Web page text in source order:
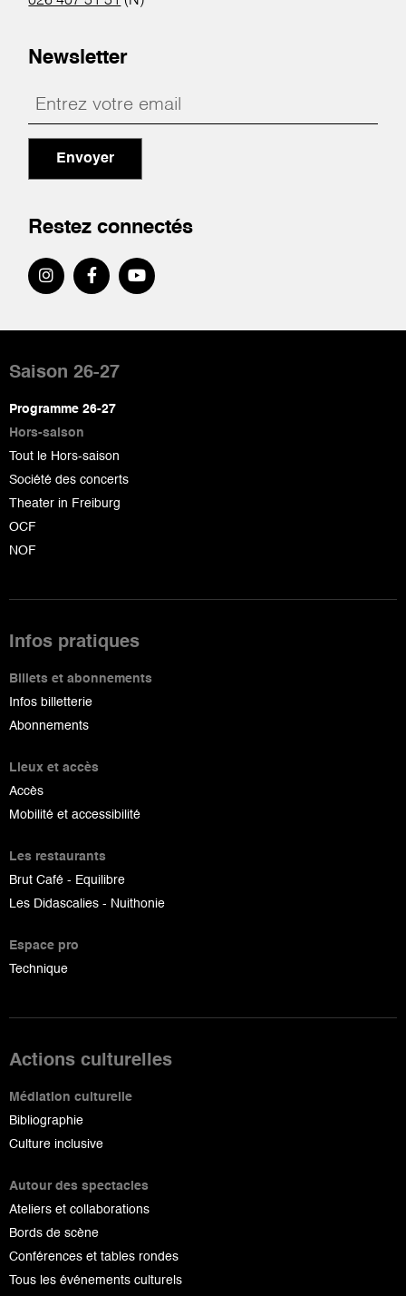
Newsletter
Envoyer
Restez connectés
de
page
Saison 26-27
Programme 26-27
Hors-saison
Tout le Hors-saison
Société des concerts
Theater in Freiburg
OCF
NOF
Infos pratiques
Billets et abonnements
Infos billetterie
Abonnements
Lieux et accès
Accès
Mobilité et accessibilité
Les restaurants
Brut Café - Equilibre
Les Didascalies - Nuithonie
Espace pro
Technique
Actions culturelles
Médiation culturelle
Bibliographie
Culture inclusive
Autour des spectacles
Ateliers et collaborations
Bords de scène
Conférences et tables rondes
Tous les événements culturels